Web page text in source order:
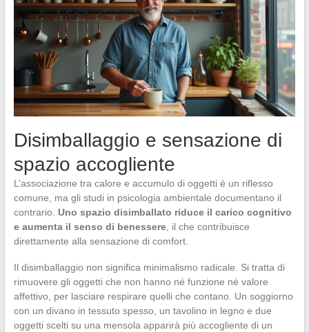
Disimballaggio e sensazione di
spazio accogliente
L’associazione tra calore e accumulo di oggetti è un riflesso
comune, ma gli studi in psicologia ambientale documentano il
contrario. Uno spazio disimballato riduce il carico cognitivo
e aumenta il senso di benessere, il che contribuisce
direttamente alla sensazione di comfort.
Il disimballaggio non significa minimalismo radicale. Si tratta di
rimuovere gli oggetti che non hanno né funzione né valore
affettivo, per lasciare respirare quelli che contano. Un soggiorno
con un divano in tessuto spesso, un tavolino in legno e due
oggetti scelti su una mensola apparirà più accogliente di un